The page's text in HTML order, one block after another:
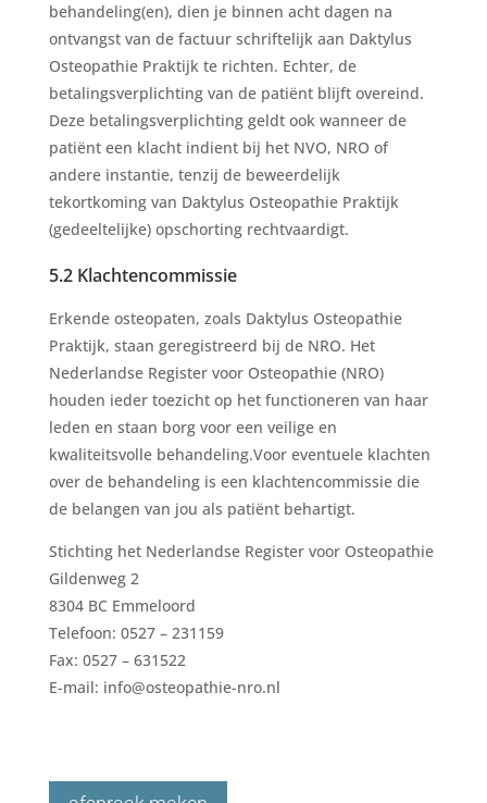
behandeling(en), dien je binnen acht dagen na
ontvangst van de factuur schriftelijk aan Daktylus
Osteopathie Praktijk te richten. Echter, de
betalingsverplichting van de patiënt blijft overeind.
Deze betalingsverplichting geldt ook wanneer de
patiënt een klacht indient bij het NVO, NRO of
andere instantie, tenzij de beweerdelijk
tekortkoming van Daktylus Osteopathie Praktijk
(gedeeltelijke) opschorting rechtvaardigt.
5.2 Klachtencommissie
Erkende osteopaten, zoals Daktylus Osteopathie
Praktijk, staan geregistreerd bij de NRO. Het
Nederlandse Register voor Osteopathie (NRO)
houden ieder toezicht op het functioneren van haar
leden en staan borg voor een veilige en
kwaliteitsvolle behandeling.Voor eventuele klachten
over de behandeling is een klachtencommissie die
de belangen van jou als patiënt behartigt.
Stichting het Nederlandse Register voor Osteopathie
Gildenweg 2
8304 BC Emmeloord
Telefoon: 0527 – 231159
Fax: 0527 – 631522
E-mail: info@osteopathie-nro.nl